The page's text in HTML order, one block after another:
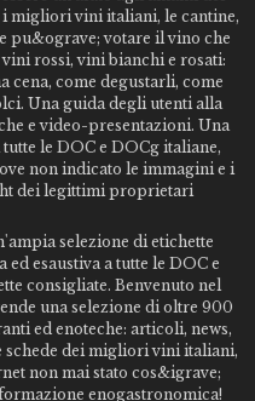
migliori vini italiani, le cantine,
pu&ograve; votare il vino che
rossi, vini bianchi e rosati:
cena, come degustarli, come
Una guida degli utenti alla
e video-presentazioni. Una
le DOC e DOCg italiane,
non indicato le immagini e i
dei legittimi proprietari
selezione di etichette
esaustiva a tutte le DOC e
consigliate. Benvenuto nel
una selezione di oltre 900
ed enoteche: articoli, news,
schede dei migliori vini italiani,
non mai stato cos&igrave;
enogastronomica!